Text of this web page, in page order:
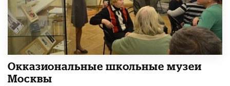
​Окказиональные школьные музеи
Москвы